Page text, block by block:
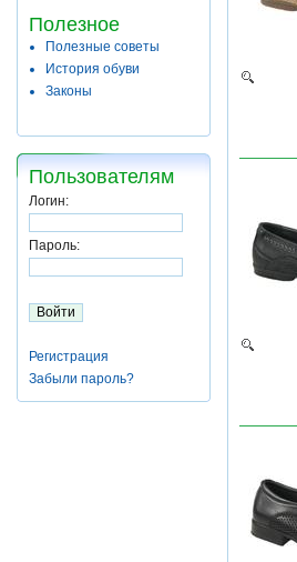
Полезное
Полезные советы
История обуви
Законы
Пользователям
Логин:
Пароль:
Регистрация
Забыли пароль?